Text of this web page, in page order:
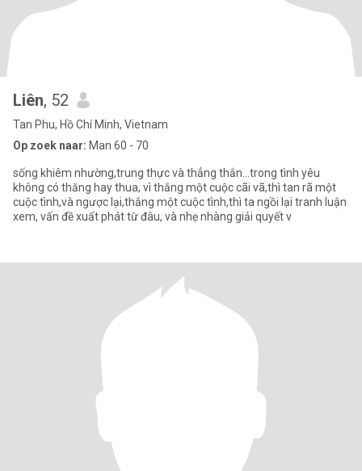
Liên, 52
Tan Phu, Hồ Chí Minh, Vietnam
Op zoek naar: Man 60 - 70
sống khiêm nhường,trung thực và thẳng thắn...trong tình yêu
không có thăng hay thua, vì thắng một cuộc cãi vã,thì tan rã một
cuộc tình,và ngược lại,thắng một cuộc tình,thì ta ngồi lại tranh luận
xem, vấn đề xuất phát từ đâu, và nhẹ nhàng giải quyết v